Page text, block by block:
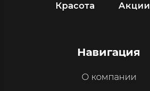
Красота Акции
Навигация
О компании